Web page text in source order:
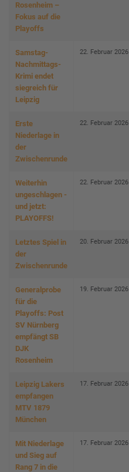
Rosenheim –
Fokus auf die
Playoffs
Samstag-
Nachmittags-
Krimi endet
siegreich für
Leipzig
22. Februar 2026
Erste
Niederlage in
der
Zwischenrunde
22. Februar 2026
Weiterhin
ungeschlagen -
und jetzt:
PLAYOFFS!
22. Februar 2026
Letztes Spiel in
der
Zwischenrunde
20. Februar 2026
Generalprobe
für die
Playoffs: Post
SV Nürnberg
empfängt SB
DJK
Rosenheim
19. Februar 2026
Leipzig Lakers
empfangen
MTV 1879
München
17. Februar 2026
Mit Niederlage
und Sieg auf
Rang 7 in die
17. Februar 2026